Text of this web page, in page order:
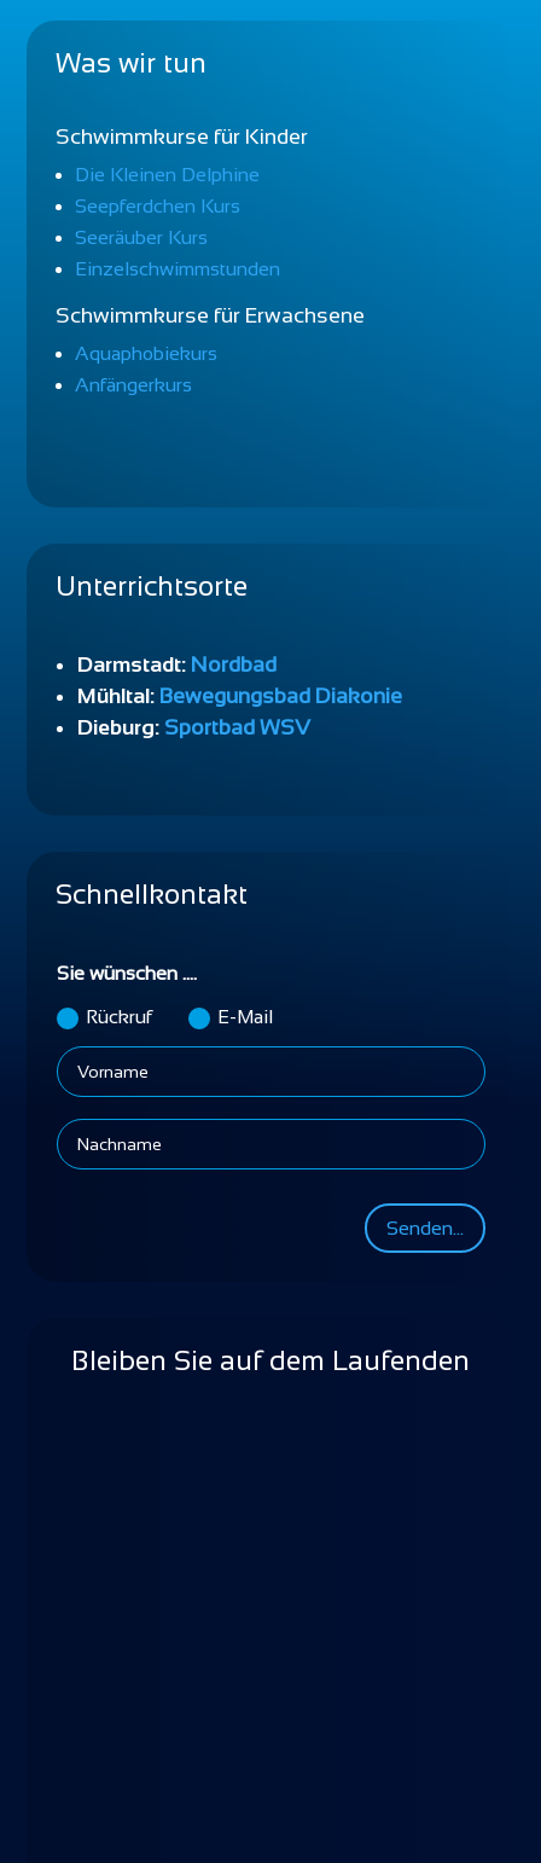
Was wir tun
Schwimmkurse für Kinder
Die Kleinen Delphine
Seepferdchen Kurs
Seeräuber Kurs
Einzelschwimmstunden
Schwimmkurse für Erwachsene
Aquaphobiekurs
Anfängerkurs
Unterrichtsorte
Darmstadt: Nordbad
Mühltal: Bewegungsbad Diakonie
Dieburg: Sportbad WSV
Schnellkontakt
Sie wünschen ....
Rückruf E-Mail
Senden...
Bleiben Sie auf dem Laufenden